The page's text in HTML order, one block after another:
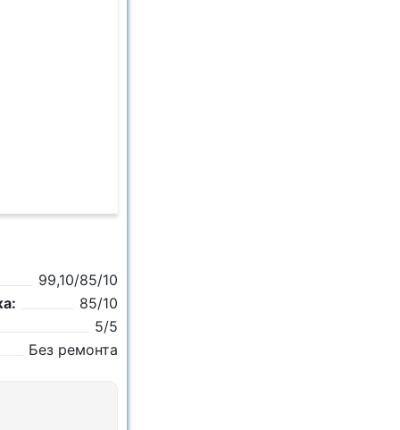
99,10/85/10
85/10
5/5
Без ремонта